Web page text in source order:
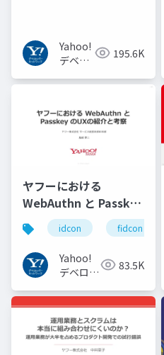
Yahoo!
デベロ
ネット
195.6K
ヤフーにおける
WebAuthn と Passkey
の UX の紹介と考察
#idcon #fidcon
idcon fidcon
Yahoo!
デベロッ
トワーク
83.5K